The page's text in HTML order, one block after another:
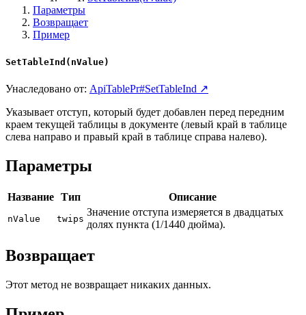
Параметры
Возвращает
Пример
SetTableInd(nValue)
Унаследовано от: ApiTablePr#SetTableInd ↗
Указывает отступ, который будет добавлен перед передним
краем текущей таблицы в документе (левый край в таблице
слева направо и правый край в таблице справа налево).
Параметры
Название Тип Описание
nValue twips
Значение отступа измеряется в двадцатых
долях пункта (1/1440 дюйма).
Возвращает
Этот метод не возвращает никаких данных.